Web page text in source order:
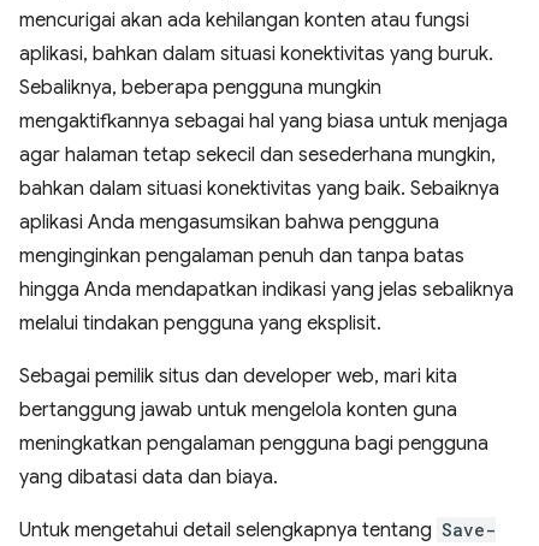
mencurigai akan ada kehilangan konten atau fungsi
aplikasi, bahkan dalam situasi konektivitas yang buruk.
Sebaliknya, beberapa pengguna mungkin
mengaktifkannya sebagai hal yang biasa untuk menjaga
agar halaman tetap sekecil dan sesederhana mungkin,
bahkan dalam situasi konektivitas yang baik. Sebaiknya
aplikasi Anda mengasumsikan bahwa pengguna
menginginkan pengalaman penuh dan tanpa batas
hingga Anda mendapatkan indikasi yang jelas sebaliknya
melalui tindakan pengguna yang eksplisit.
Sebagai pemilik situs dan developer web, mari kita
bertanggung jawab untuk mengelola konten guna
meningkatkan pengalaman pengguna bagi pengguna
yang dibatasi data dan biaya.
Untuk mengetahui detail selengkapnya tentang Save-